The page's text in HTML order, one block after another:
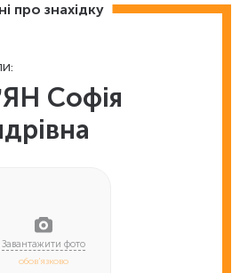
про знахідку
Софія
обов'язково